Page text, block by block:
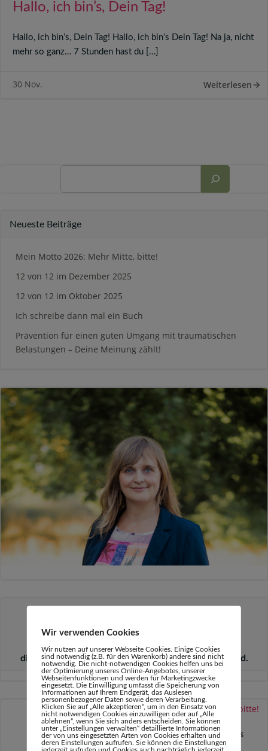
Hallo, ich bin’s, Dein Tag!
Hallo, ich bin’s, Dein Tag! Hallo, ich bin’s Dein Tag! Na ja, nicht
mehr so ganz… 7 Stunden hast du […]
30 Nov. Weiterlesen
Neueste Beiträge
Mein Motto 2026: Mehr Mitte, bitte!
12 von 12 im Dezember 2025
12 von 12 im Oktober 2025
Ich schreibe dann mal ein Buch
Prävention für einen guten Umgang mit traumatischen
Belastungen – Deine Meinung zählt!
Empowerment.
Gemeinsam entwickeln wir Ziele und Wege,
die für eine gesunde Weiterentwicklung wichtig sind.
Gesa OldekampzuMein Motto 2026: Mehr Mitte, bitte!
9. Januar 2026
Liebe Marion, das ist ja ein sehr schönes Motto! Und es
klingt rundum gut, von Dir ausgehend bis in die…
Wir verwenden Cookies
Wir nutzen auf unserer Webseite Cookies. Einige Cookies
sind notwendig (z.B. für den Warenkorb) andere sind nicht
notwendig. Die nicht-notwendigen Cookies helfen uns bei
der Optimierung unseres Online-Angebotes, unserer
Webseitenfunktionen und werden für Marketingzwecke
eingesetzt. Die Einwilligung umfasst die Speicherung von
Informationen auf Ihrem Endgerät, das Auslesen
personenbezogener Daten sowie deren Verarbeitung.
Klicken Sie auf „Alle akzeptieren“, um in den Einsatz von
nicht notwendigen Cookies einzuwilligen oder auf „Alle
ablehnen“, wenn Sie sich anders entscheiden. Sie können
unter „Einstellungen verwalten“ detaillierte Informationen
der von uns eingesetzten Arten von Cookies erhalten und
deren Einstellungen aufrufen. Sie können die Einstellungen
jederzeit aufrufen und Cookies auch nachträglich jederzeit